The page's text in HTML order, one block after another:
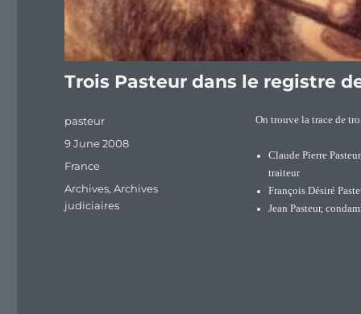
Trois Pasteur dans le registre
On trouve la trace de
Claude Pierre
traiteur
François Désiré
Jean Pasteur,
Author
pasteur
Posted
9 June 2008
Categories
France
Tags
Archives,Archives
judiciaires